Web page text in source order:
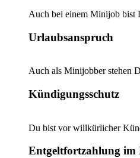
Auch bei einem Minijob bist
Urlaubsanspruch
Auch als Minijobber stehen
Kündigungsschutz
Du bist vor willkürlicher
Entgeltfortzahlung